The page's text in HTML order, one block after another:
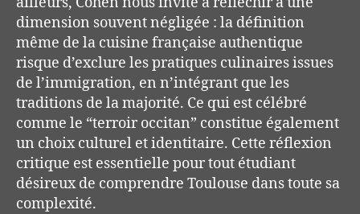
dimension souvent négligée : la définition
même de la cuisine française authentique
risque d’exclure les pratiques culinaires issues
de l’immigration, en n’intégrant que les
traditions de la majorité. Ce qui est célébré
comme le “terroir occitan” constitue également
un choix culturel et identitaire. Cette réflexion
critique est essentielle pour tout étudiant
désireux de comprendre Toulouse dans toute sa
complexité.